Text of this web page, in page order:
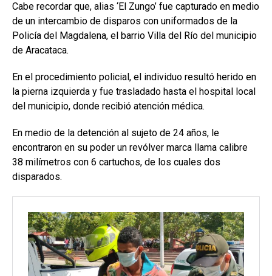
Cabe recordar que, alias ‘El Zungo’ fue capturado en medio
de un intercambio de disparos con uniformados de la
Policía del Magdalena, el barrio Villa del Río del municipio
de Aracataca.
En el procedimiento policial, el individuo resultó herido en
la pierna izquierda y fue trasladado hasta el hospital local
del municipio, donde recibió atención médica.
En medio de la detención al sujeto de 24 años, le
encontraron en su poder un revólver marca llama calibre
38 milímetros con 6 cartuchos, de los cuales dos
disparados.